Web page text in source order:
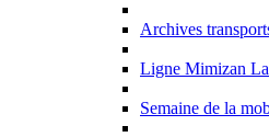
Archives
Ligne Mimizan
Semaine de la